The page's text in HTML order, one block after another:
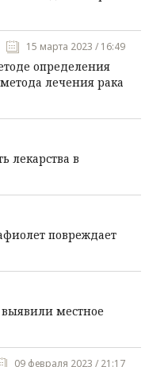
15 марта 2023 / 16:49
определения
лечения рака
лекарства в
повреждает
местное
09 февраля 2023 / 21:17